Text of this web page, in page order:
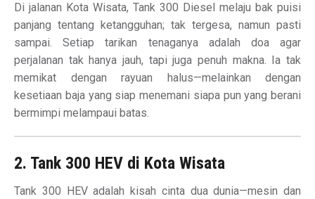
Di jalanan Kota Wisata, Tank 300 Diesel melaju bak puisi
panjang tentang ketangguhan; tak tergesa, namun pasti
sampai. Setiap tarikan tenaganya adalah doa agar
perjalanan tak hanya jauh, tapi juga penuh makna. Ia tak
memikat dengan rayuan halus—melainkan dengan
kesetiaan baja yang siap menemani siapa pun yang berani
bermimpi melampaui batas.
2. Tank 300 HEV di Kota Wisata
Tank 300 HEV adalah kisah cinta dua dunia—mesin dan